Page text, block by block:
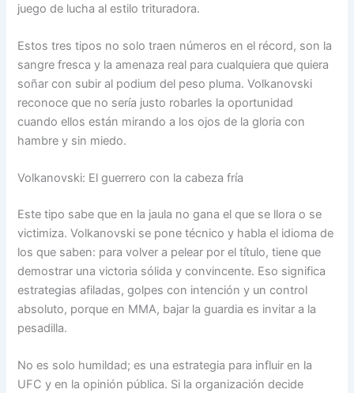
juego de lucha al estilo trituradora.
Estos tres tipos no solo traen números en el récord, son la
sangre fresca y la amenaza real para cualquiera que quiera
soñar con subir al podium del peso pluma. Volkanovski
reconoce que no sería justo robarles la oportunidad
cuando ellos están mirando a los ojos de la gloria con
hambre y sin miedo.
Volkanovski: El guerrero con la cabeza fría
Este tipo sabe que en la jaula no gana el que se llora o se
victimiza. Volkanovski se pone técnico y habla el idioma de
los que saben: para volver a pelear por el título, tiene que
demostrar una victoria sólida y convincente. Eso significa
estrategias afiladas, golpes con intención y un control
absoluto, porque en MMA, bajar la guardia es invitar a la
pesadilla.
No es solo humildad; es una estrategia para influir en la
UFC y en la opinión pública. Si la organización decide